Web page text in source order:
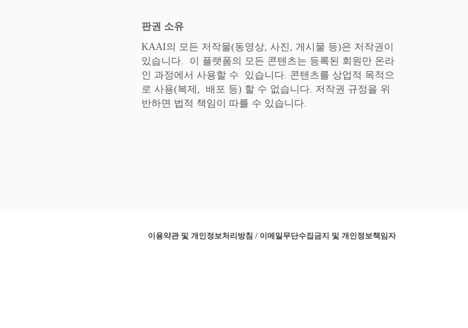
판권 소유
KAAI의 모든 저작물(동영상, 사진, 게시물 등)은 저작권이
있습니다. 이 플랫폼의 모든 콘텐츠는 등록된 회원만 온라
인 과정에서 사용할 수 있습니다. 콘텐츠를 상업적 목적으
로 사용(복제, 배포 등) 할 수 없습니다. 저작권 규정을 위
반하면 법적 책임이 따를 수 있습니다.
이용약관 및 개인정보처리방침 / 이메일무단수집금지 및 개인정보책임자